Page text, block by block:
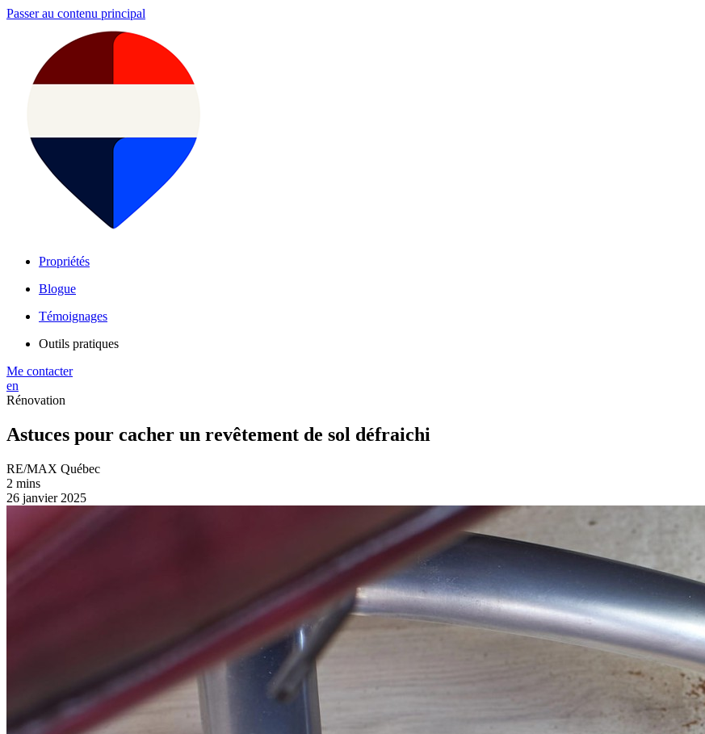
Passer au contenu principal
Propriétés
Blogue
Témoignages
Outils pratiques
Me contacter
en
Rénovation
Astuces pour cacher un revêtement de sol défraichi
RE/MAX Québec
2 mins
26 janvier 2025